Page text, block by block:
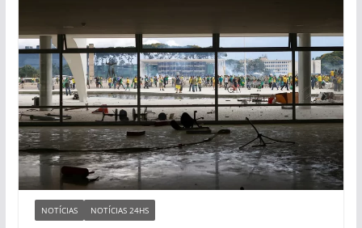
NOTÍCIAS NOTÍCIAS 24HS